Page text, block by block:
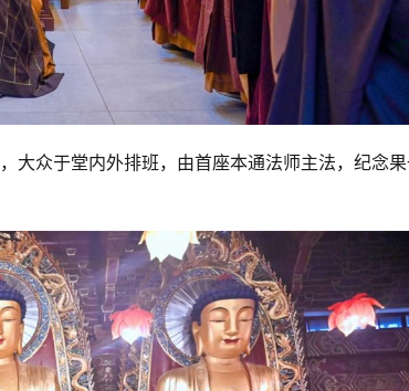
大众于堂内外排班，由首座本通法师主法，纪念